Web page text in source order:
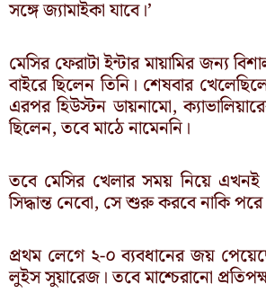
সঙ্গে জ্যামাইকা যাবে।’
মেসির ফেরাটা ইন্টার মায়ামির জন্য
বাইরে ছিলেন তিনি। শেষবার
এরপর হিউস্টন ডায়নামো,
ছিলেন, তবে মাঠে নামেননি।
তবে মেসির খেলার সময় নিয়ে এখনই
সিদ্ধান্ত নেবো, সে শুরু করবে নাকি
প্রথম লেগে ২-০ ব্যবধানের জয়
লুইস সুয়ারেজ। তবে মাশ্চেরানো